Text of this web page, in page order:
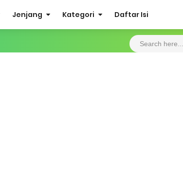
Jenjang Kategori Daftar Isi